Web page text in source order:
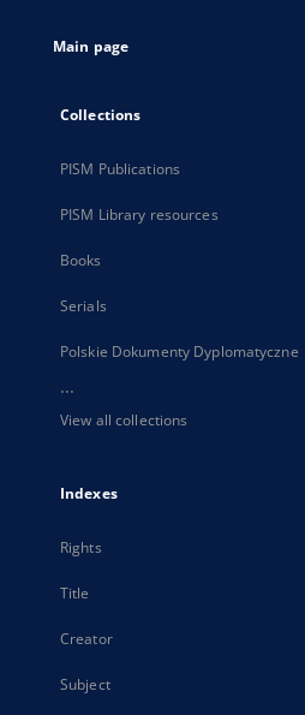
Main page
Collections
PISM Publications
PISM Library resources
Books
Serials
Polskie Dokumenty Dyplomatyczne
...
View all collections
Indexes
Rights
Title
Creator
Subject